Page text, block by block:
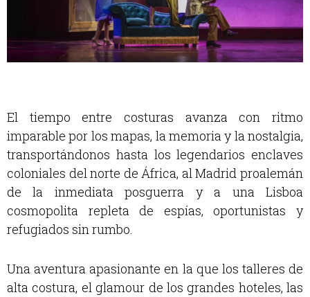
El tiempo entre costuras avanza con ritmo
imparable por los mapas, la memoria y la nostalgia,
transportándonos hasta los legendarios enclaves
coloniales del norte de África, al Madrid proalemán
de la inmediata posguerra y a una Lisboa
cosmopolita repleta de espías, oportunistas y
refugiados sin rumbo.
Una aventura apasionante en la que los talleres de
alta costura, el glamour de los grandes hoteles, las